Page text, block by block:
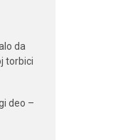
da
torbici
deo –